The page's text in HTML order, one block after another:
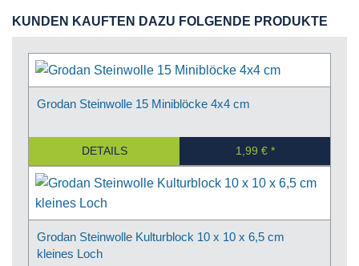
KUNDEN KAUFTEN DAZU FOLGENDE PRODUKTE
Grodan Steinwolle 15 Miniblöcke 4x4 cm
DETAILS 1,99 €
Grodan Steinwolle Kulturblock 10 x 10 x 6,5 cm
kleines Loch